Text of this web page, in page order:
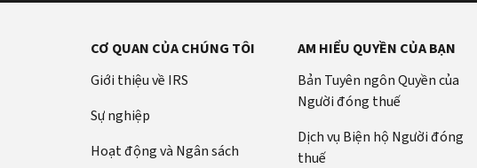
CƠ QUAN CỦA CHÚNG TÔI
Giới thiệu về IRS
Sự nghiệp
Hoạt động và Ngân sách
AM HIỂU QUYỀN CỦA BẠN
Bản Tuyên ngôn Quyền của
Người đóng thuế
Dịch vụ Biện hộ Người đóng
thuế